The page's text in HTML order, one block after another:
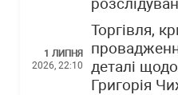
1 ЛИПНЯ
2026, 22:10
Торгівля,
деталі щодо
Григорія